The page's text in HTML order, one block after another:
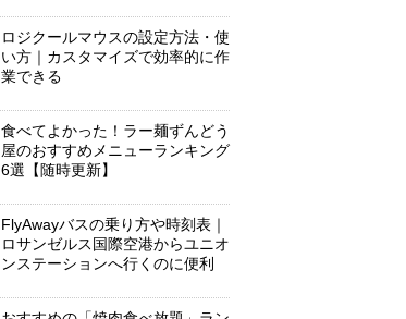
ロジクールマウスの設定方法・使
い方｜カスタマイズで効率的に作
業できる
食べてよかった！ラー麺ずんどう
屋のおすすめメニューランキング
6選【随時更新】
FlyAwayバスの乗り方や時刻表｜
ロサンゼルス国際空港からユニオ
ンステーションへ行くのに便利